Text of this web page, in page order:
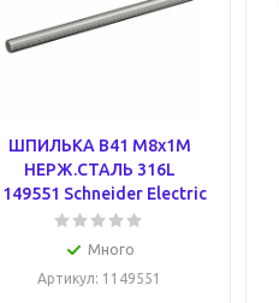
ШПИЛЬКА В41 М8х1М
НЕРЖ.СТАЛЬ 316L
Schneider Electric
Много
Артикул: 1149551